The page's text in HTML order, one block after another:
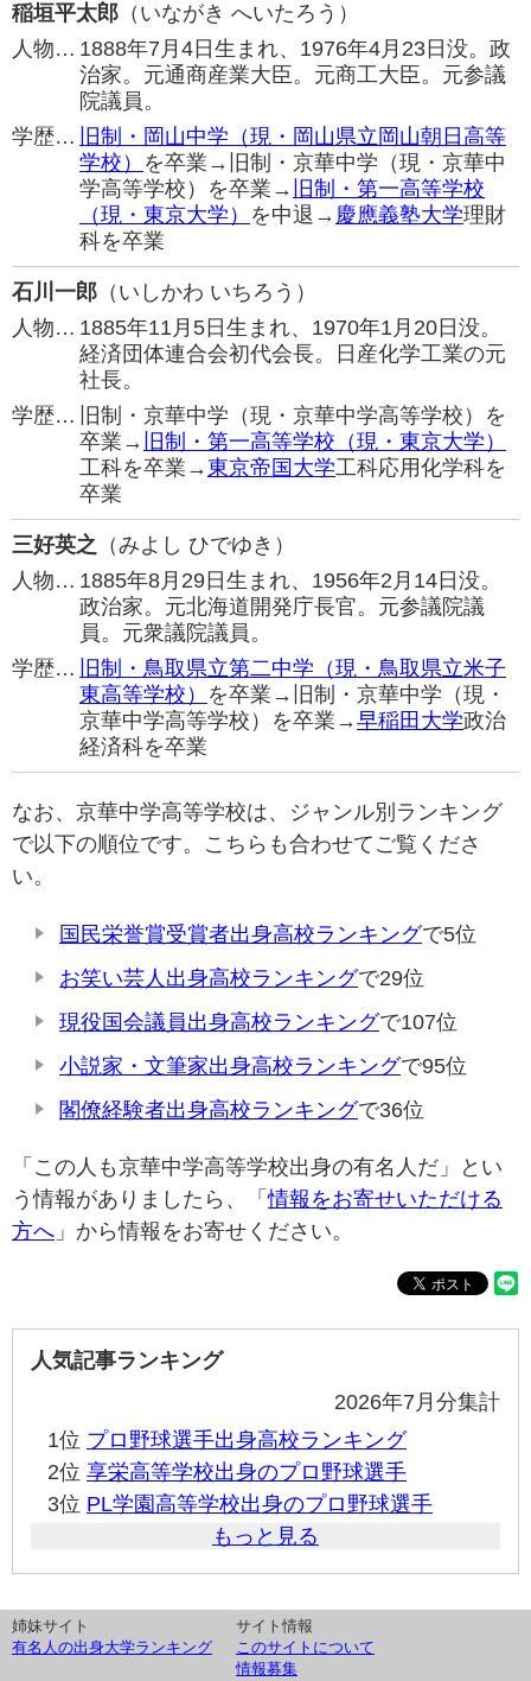
稲垣平太郎 （いながき へいたろう）
人物… 1888年7月4日生まれ、1976年4月23日没。政
治家。元通商産業大臣。元商工大臣。元参議
院議員。
学歴…
旧制・岡山中学（現・岡山県立岡山朝日高等
学校） を卒業→旧制・京華中学（現・京華中
学高等学校）を卒業→ 旧制・第一高等学校
（現・東京大学） を中退→ 慶應義塾大学理財
科を卒業
石川一郎 （いしかわ いちろう）
人物… 1885年11月5日生まれ、1970年1月20日没。
経済団体連合会初代会長。日産化学工業の元
社長。
学歴…
旧制・京華中学（現・京華中学高等学校）を
卒業→ 旧制・第一高等学校（現・東京大学）
工科を卒業→東京帝国大学工科応用化学科を
卒業
三好英之 （みよし ひでゆき）
人物… 1885年8月29日生まれ、1956年2月14日没。
政治家。元北海道開発庁長官。元参議院議
員。元衆議院議員。
学歴…
旧制・鳥取県立第二中学（現・鳥取県立米子
東高等学校） を卒業→旧制・京華中学（現・
京華中学高等学校）を卒業→早稲田大学政治
経済科を卒業
なお、京華中学高等学校は、ジャンル別ランキング
で以下の順位です。こちらも合わせてご覧くださ
い。
国民栄誉賞受賞者出身高校ランキングで5位
お笑い芸人出身高校ランキングで29位
現役国会議員出身高校ランキングで107位
小説家・文筆家出身高校ランキングで95位
閣僚経験者出身高校ランキングで36位
「この人も京華中学高等学校出身の有名人だ」とい
う情報がありましたら、「情報をお寄せいただける
方へ 」から情報をお寄せください。
人気記事ランキング
2026年7月分集計
1位 プロ野球選手出身高校ランキング
2位 享栄高等学校出身のプロ野球選手
3位 PL学園高等学校出身のプロ野球選手
もっと見る
姉妹サイト
有名人の出身大学ランキング
サイト情報
このサイトについて
情報募集